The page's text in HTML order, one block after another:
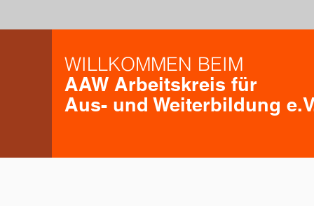
WILLKOMMEN BEIM
AAW Arbeitskreis für
Aus- und Weiterbildung